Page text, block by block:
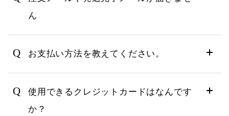
ん
Q お支払い方法を教えてください。
Q
使用できるクレジットカードはなんです
か？